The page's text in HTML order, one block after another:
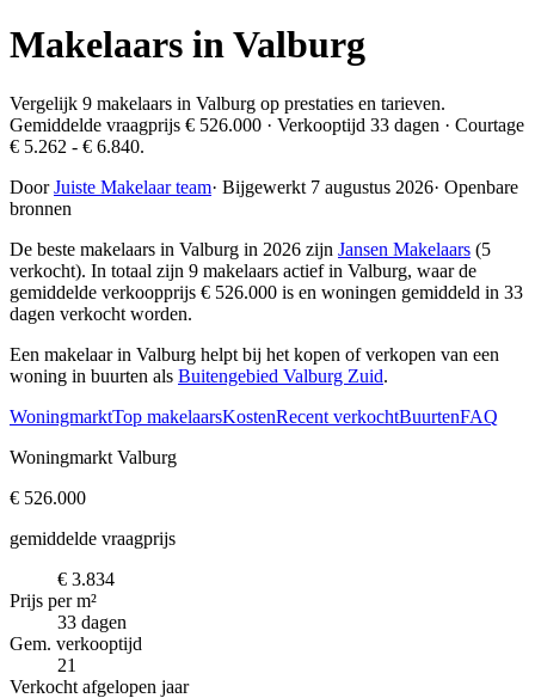
Makelaars in Valburg
Vergelijk 9 makelaars in Valburg op prestaties en tarieven.
Gemiddelde vraagprijs € 526.000 · Verkooptijd 33 dagen · Courtage
€ 5.262 - € 6.840.
DoorJuiste Makelaar team· Bijgewerkt 7 augustus 2026· Openbare
bronnen
De beste makelaars in Valburg in 2026 zijn Jansen Makelaars (5
verkocht). In totaal zijn 9 makelaars actief in Valburg, waar de
gemiddelde verkoopprijs € 526.000 is en woningen gemiddeld in 33
dagen verkocht worden.
Een makelaar in Valburg helpt bij het kopen of verkopen van een
woning in buurten als Buitengebied Valburg Zuid.
WoningmarktTop makelaarsKostenRecent verkochtBuurtenFAQ
Woningmarkt Valburg
€ 526.000
gemiddelde vraagprijs
€ 3.834
Prijs per m²
33 dagen
Gem. verkooptijd
21
Verkocht afgelopen jaar